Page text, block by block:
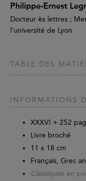
Philippe-Ernest
Docteur ès lettres ;
l'université de Lyon
TABLE DES
INFORMATIONS
XXXVI + 252
Livre broché
11 x 18 cm
Français, Grec
Classiques en